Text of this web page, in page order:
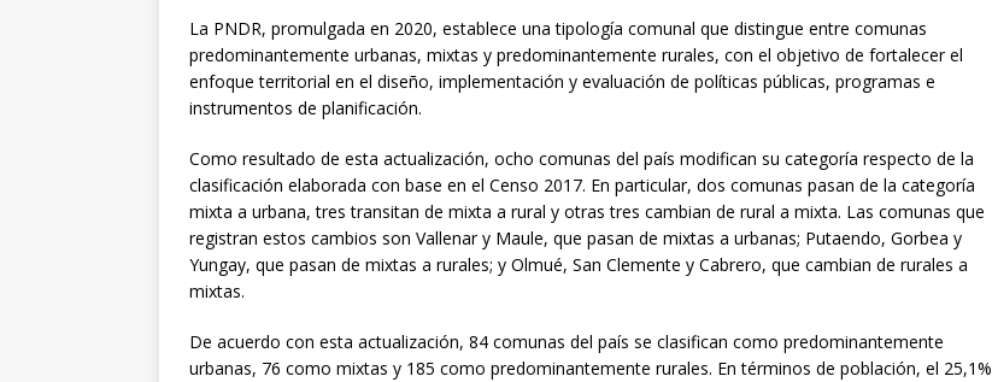
La PNDR, promulgada en 2020, establece una tipología comunal que distingue entre comunas
predominantemente urbanas, mixtas y predominantemente rurales, con el objetivo de fortalecer el
enfoque territorial en el diseño, implementación y evaluación de políticas públicas, programas e
instrumentos de planificación.
Como resultado de esta actualización, ocho comunas del país modifican su categoría respecto de la
clasificación elaborada con base en el Censo 2017. En particular, dos comunas pasan de la categoría
mixta a urbana, tres transitan de mixta a rural y otras tres cambian de rural a mixta. Las comunas que
registran estos cambios son Vallenar y Maule, que pasan de mixtas a urbanas; Putaendo, Gorbea y
Yungay, que pasan de mixtas a rurales; y Olmué, San Clemente y Cabrero, que cambian de rurales a
mixtas.
De acuerdo con esta actualización, 84 comunas del país se clasifican como predominantemente
urbanas, 76 como mixtas y 185 como predominantemente rurales. En términos de población, el 25,1%